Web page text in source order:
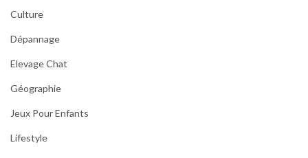
Culture
Dépannage
Elevage Chat
Géographie
Jeux Pour Enfants
Lifestyle